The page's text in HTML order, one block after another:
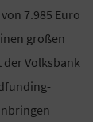
7.985 Euro
großen
der Volksbank